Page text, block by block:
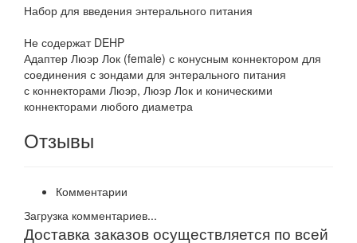
Набор для введения энтерального питания
Не содержат DEHP
Адаптер Люэр Лок (female) с конусным коннектором для
соединения с зондами для энтерального питания
с коннекторами Люэр, Люэр Лок и коническими
коннекторами любого диаметра
Отзывы
Комментарии
Загрузка комментариев...
Доставка заказов осуществляется по всей